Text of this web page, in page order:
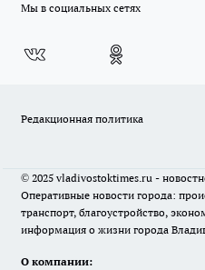
Мы в социальных сетях
Редакционная политика
© 2025 vladivostoktimes.ru -
Оперативные новости города:
транспорт, благоустройство,
информация о жизни города
О компании: